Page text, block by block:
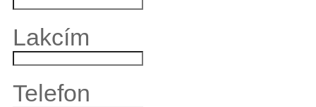
Lakcím
Telefon